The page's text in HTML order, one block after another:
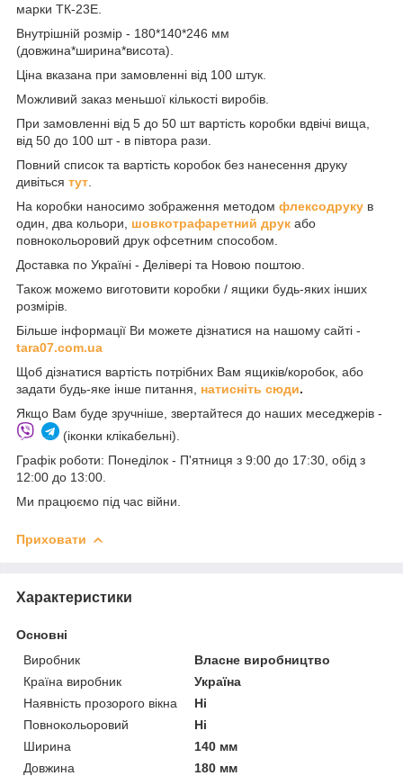
марки ТК-23Е.
Внутрішній розмір - 180*140*246 мм
(довжина*ширина*висота).
Ціна вказана при замовленні від 100 штук.
Можливий заказ меньшої кількості виробів.
При замовленні від 5 до 50 шт вартість коробки вдвічі вища,
від 50 до 100 шт - в півтора рази.
Повний список та вартість коробок без нанесення друку
дивіться тут
На коробки наносимо зображення методом флексодруку в
один, два кольори, шовкотрафаретний друк або
повнокольоровий друк офсетним способом.
Доставка по Україні - Делівері та Новою поштою.
Також можемо виготовити коробки / ящики будь-яких інших
розмірів.
Більше інформації Ви можете дізнатися на нашому сайті -
tara07.com.ua
Щоб дізнатися вартість потрібних Вам ящиків/коробок, або
задати будь-яке інше питання, натисніть сюди.
Якщо Вам буде зручніше, звертайтеся до наших меседжерів -
(іконки клікабельні).
Графік роботи: Понеділок - П'ятниця з 9:00 до 17:30, обід з
12:00 до 13:00.
Ми працюємо під час війни.
Приховати
Характеристики
Основні
Виробник
Власне виробництво
Країна виробник
Україна
Наявність прозорого вікна
Ні
Повнокольоровий
Ні
Ширина
140 мм
Довжина
180 мм